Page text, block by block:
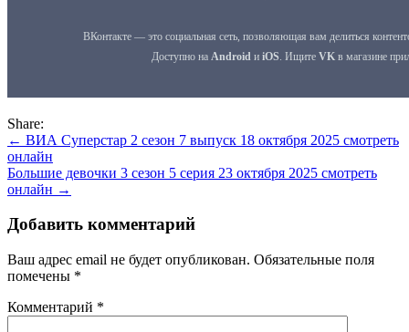
Share:
Навигация
по
записям
← ВИА Суперстар 2 сезон 7 выпуск 18 октября 2025 смотреть
онлайн
Большие девочки 3 сезон 5 серия 23 октября 2025 смотреть
онлайн →
Добавить комментарий
Ваш адрес email не будет опубликован. Обязательные поля
помечены *
Комментарий *